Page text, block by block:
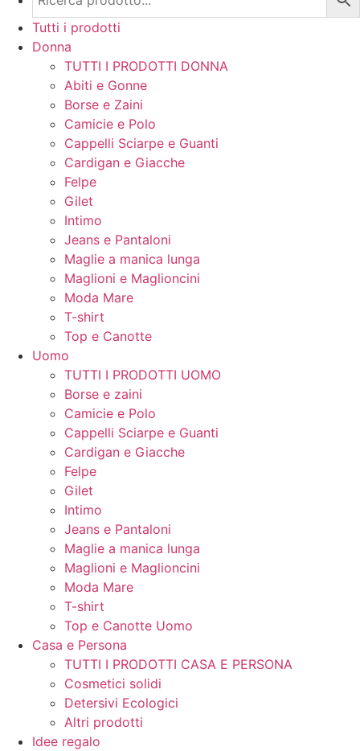
Tutti i prodotti
Donna
TUTTI I PRODOTTI DONNA
Abiti e Gonne
Borse e Zaini
Camicie e Polo
Cappelli Sciarpe e Guanti
Cardigan e Giacche
Felpe
Gilet
Intimo
Jeans e Pantaloni
Maglie a manica lunga
Maglioni e Maglioncini
Moda Mare
T-shirt
Top e Canotte
Uomo
TUTTI I PRODOTTI UOMO
Borse e zaini
Camicie e Polo
Cappelli Sciarpe e Guanti
Cardigan e Giacche
Felpe
Gilet
Intimo
Jeans e Pantaloni
Maglie a manica lunga
Maglioni e Maglioncini
Moda Mare
T-shirt
Top e Canotte Uomo
Casa e Persona
TUTTI I PRODOTTI CASA E PERSONA
Cosmetici solidi
Detersivi Ecologici
Altri prodotti
Idee regalo